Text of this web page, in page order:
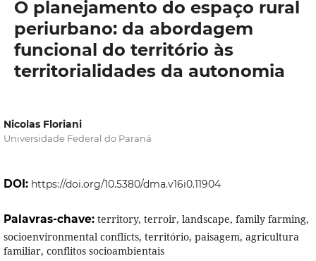
O planejamento do espaço rural
periurbano: da abordagem
funcional do território às
territorialidades da autonomia
Nicolas Floriani
Universidade Federal do Paraná
DOI: https://doi.org/10.5380/dma.v16i0.11904
Palavras-chave: territory, terroir, landscape, family farming,
socioenvironmental conflicts, território, paisagem, agricultura
familiar, conflitos socioambientais